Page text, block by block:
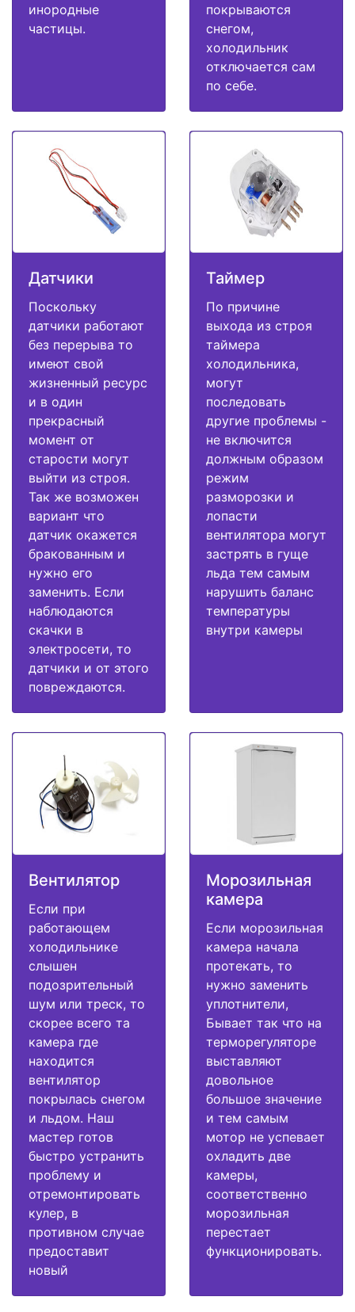
инородные
частицы.
покрываются
снегом,
холодильник
отключается сам
по себе.
Датчики
Поскольку
датчики работают
без перерыва то
имеют свой
жизненный ресурс
и в один
прекрасный
момент от
старости могут
выйти из строя.
Так же возможен
вариант что
датчик окажется
бракованным и
нужно его
заменить. Если
наблюдаются
скачки в
электросети, то
датчики и от этого
повреждаются.
Таймер
По причине
выхода из строя
таймера
холодильника,
могут
последовать
другие проблемы -
не включится
должным образом
режим
разморозки и
лопасти
вентилятора могут
застрять в гуще
льда тем самым
нарушить баланс
температуры
внутри камеры
Вентилятор
Если при
работающем
холодильнике
слышен
подозрительный
шум или треск, то
скорее всего та
камера где
находится
вентилятор
покрылась снегом
и льдом. Наш
мастер готов
быстро устранить
проблему и
отремонтировать
кулер, в
противном случае
предоставит
новый
Морозильная
камера
Если морозильная
камера начала
протекать, то
нужно заменить
уплотнители,
Бывает так что на
терморегуляторе
выставляют
довольное
большое значение
и тем самым
мотор не успевает
охладить две
камеры,
соответственно
морозильная
перестает
функционировать.